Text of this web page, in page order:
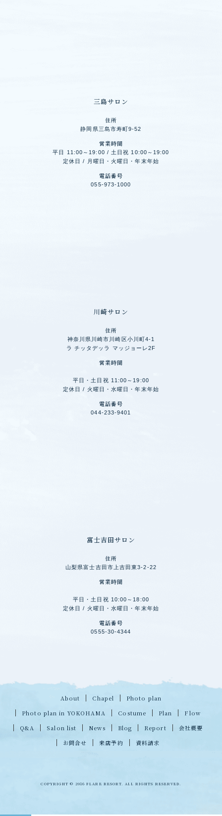
三島サロン
住所
静岡県三島市寿町9-52
営業時間
平日 11:00～19:00 / 土日祝 10:00～19:00
定休日 / 月曜日・火曜日・年末年始
電話番号
055-973-1000
川崎サロン
住所
神奈川県川崎市川崎区小川町4-1
ラ チッタデッラ マッジョーレ2F
営業時間
平日・土日祝 11:00～19:00
定休日 / 火曜日・水曜日・年末年始
電話番号
044-233-9401
富士吉田サロン
住所
山梨県富士吉田市上吉田東3-2-22
営業時間
平日・土日祝 10:00～18:00
定休日 / 火曜日・水曜日・年末年始
電話番号
0555-30-4344
About Chapel
Photo plan
Photo plan in YOKOHAMA
Costume Plan
Flow
Q&A
Salon list News Blog Report
会社概要
お問合せ
来店予約 資料請求
COPYRIGHT © 2016 FLARE RESORT. ALL RIGHTS RESERVED.